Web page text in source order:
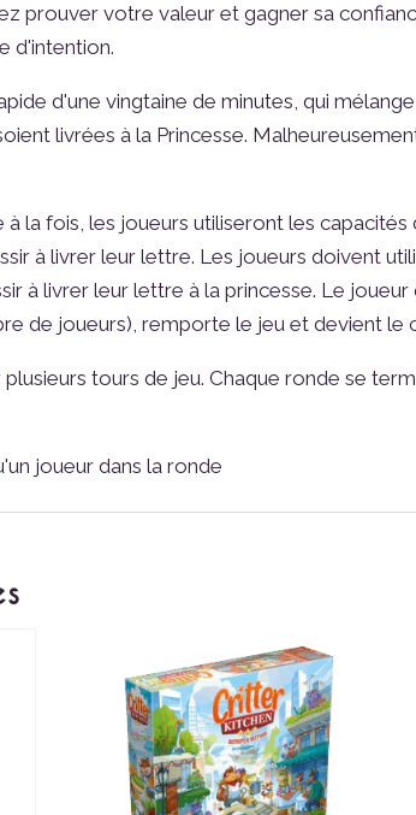
prouver votre valeur et gagner sa
d'intention.
d'une vingtaine de minutes, qui
livrées à la Princesse.
à la fois, les joueurs utiliseront les
à livrer leur lettre. Les joueurs doivent
à livrer leur lettre à la princesse. Le
de joueurs), remporte le jeu et devient le
tours de jeu. Chaque ronde se
joueur dans la ronde